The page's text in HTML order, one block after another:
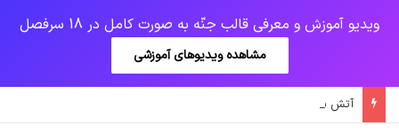
ویدیو آموزش و معرفی قالب جنّه به صورت کامل در 18 سرفصل
مشاهده ویدیوهای آموزشی
آتش سوزی در شیرخوارگاه آمنه